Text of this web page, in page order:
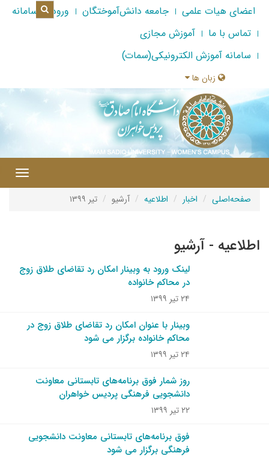
اعضای هیات علمی جامعه دانش‌آموختگان
ورود به سامانه
تماس با ما
آموزش مجازی
سامانه آموزش الکترونیکی(سمات)
زبان ها
صفحه‌اصلی اخبار اطلاعیه آرشیو تیر ۱۳۹۹
اطلاعیه - آرشیو
لینک ورود به وبینار امکان رد تقاضای طلاق زوج
در محاکم خانواده
۲۴ تیر ۱۳۹۹
وبینار با عنوان امکان رد تقاضای طلاق زوج در
محاکم خانواده برگزار می شود
۲۴ تیر ۱۳۹۹
روز شمار فوق برنامه‌های تابستانی معاونت
دانشجویی فرهنگی پردیس خواهران
۲۲ تیر ۱۳۹۹
فوق برنامه‌های تابستانی معاونت دانشجویی
فرهنگی برگزار می شود